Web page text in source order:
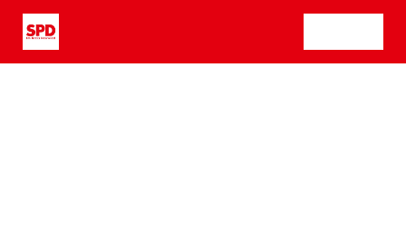
Zum
Inhalt